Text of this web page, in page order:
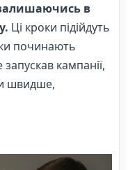
в
Ці кроки підійдуть
починають
кампанії,
швидше,